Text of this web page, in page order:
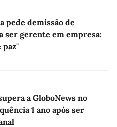
pede demissão de
ser gerente em empresa:
paz"
a GloboNews no
1 ano após ser